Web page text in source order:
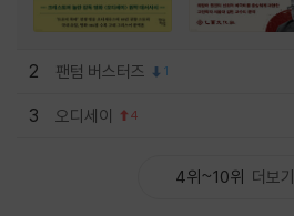
2 팬텀 버스터즈 1
3 오디세이 4
4위~10위 더보기